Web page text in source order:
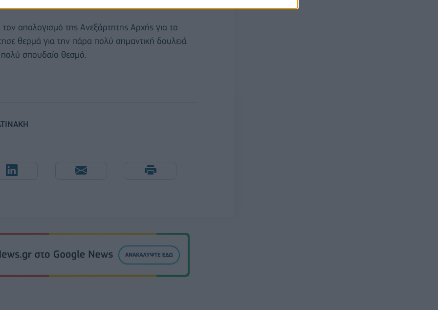
Τσίγκα.
απολογισμό της Ανεξάρτητης Αρχής για το
θερμά για την πάρα πολύ σημαντική δουλειά
σπουδαίο θεσμό.